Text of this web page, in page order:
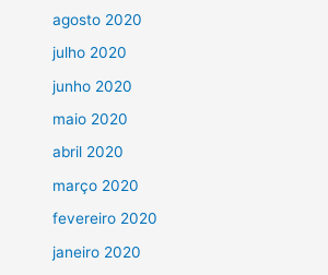
agosto 2020
julho 2020
junho 2020
maio 2020
abril 2020
março 2020
fevereiro 2020
janeiro 2020